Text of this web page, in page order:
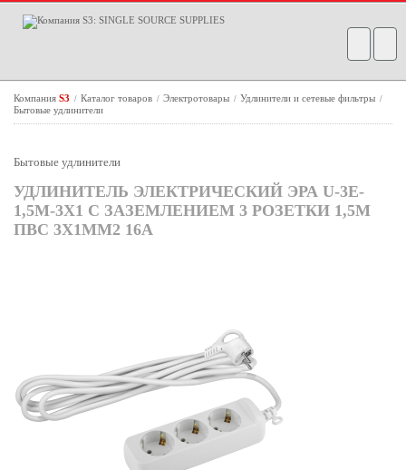
Компания S3 / Каталог товаров / Электротовары / Удлинители и сетевые фильтры /
Бытовые удлинители
Бытовые удлинители
УДЛИНИТЕЛЬ ЭЛЕКТРИЧЕСКИЙ ЭРА U-3E-
1,5M-3X1 С ЗАЗЕМЛЕНИЕМ 3 РОЗЕТКИ 1,5М
ПВС 3X1ММ2 16А